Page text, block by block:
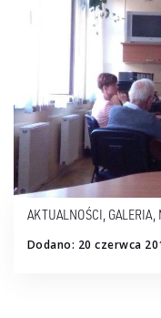
AKTUALNOŚCI, GALERIA,
Dodano: 20 czerwca